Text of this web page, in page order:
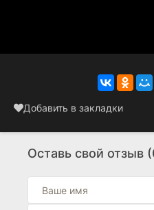
Добавить в закладки
Оставь свой отзыв